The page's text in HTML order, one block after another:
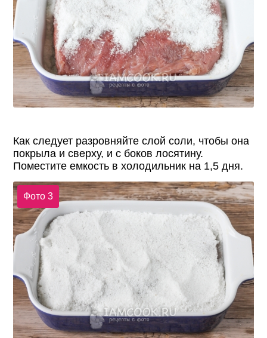
Как следует разровняйте слой соли, чтобы она
покрыла и сверху, и с боков лосятину.
Поместите емкость в холодильник на 1,5 дня.
Фото 3